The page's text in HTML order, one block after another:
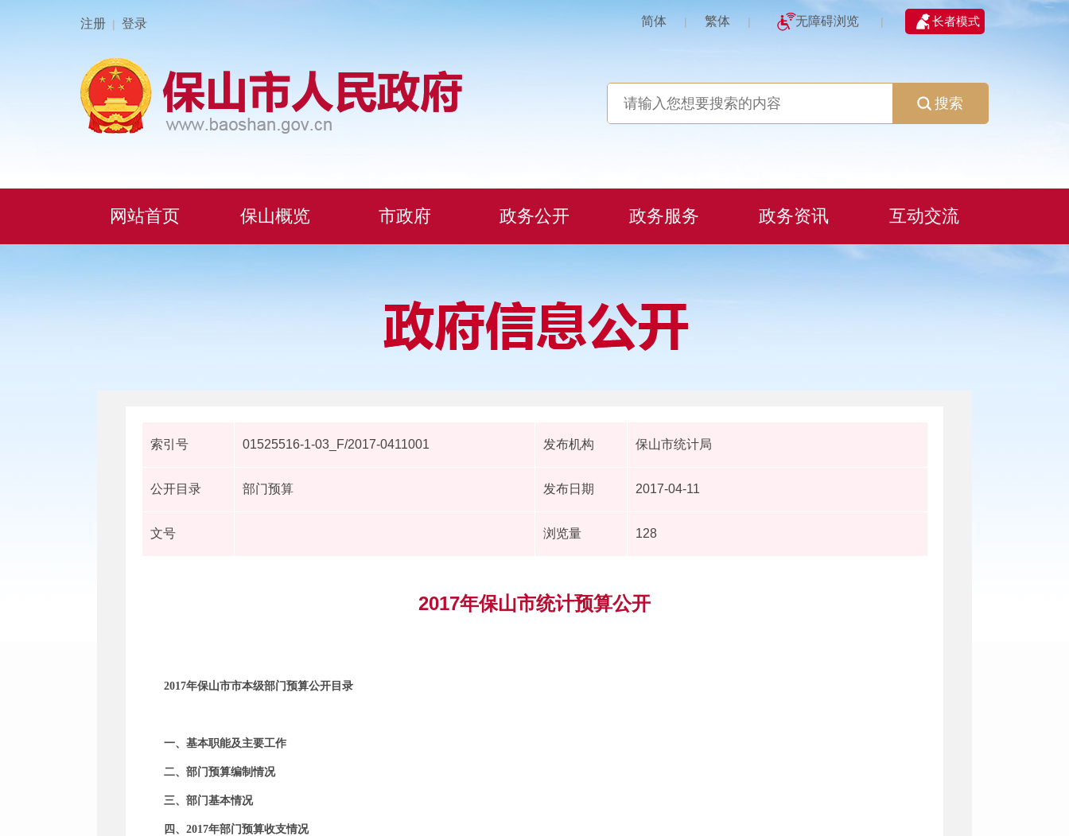
注册 | 登录 简体 | 繁体 | 无障碍浏览 | 长者模式
搜索
网站首页 保山概览 市政府 政务公开 政务服务 政务资讯 互动交流
索引号 01525516-1-03_F/2017-0411001 发布机构 保山市统计局
公开目录 部门预算 发布日期 2017-04-11
文号 浏览量 128
2017年保山市统计预算公开
2017年保山市市本级部门预算公开目录
一、基本职能及主要工作
二、部门预算编制情况
三、部门基本情况
四、 2017年部门预算收支情况